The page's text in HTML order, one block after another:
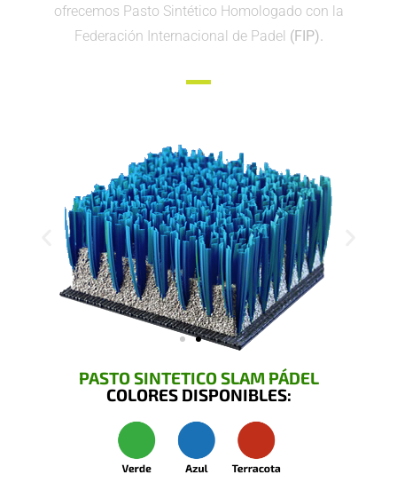
ofrecemos Pasto Sintético Homologado con la
Federación Internacional de Padel (FIP).
PASTO SINTETICO SLAM PÁDEL
COLORES DISPONIBLES: